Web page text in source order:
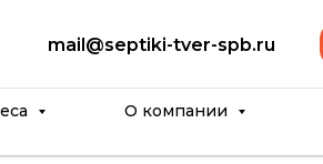
mail@septiki-tver-spb.ru
О компании